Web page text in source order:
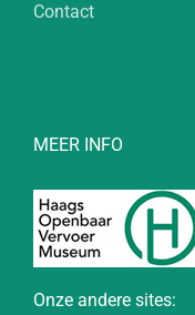
Contact
MEER INFO
Onze andere sites: